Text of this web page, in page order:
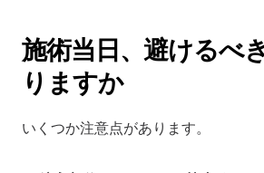
施術当日、避けるべ
りますか
いくつか注意点があります。